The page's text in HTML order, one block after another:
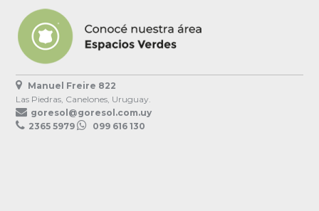
Manuel Freire 822
Las Piedras, Canelones, Uruguay.
goresol@goresol.com.uy
2365 5979
099 616 130